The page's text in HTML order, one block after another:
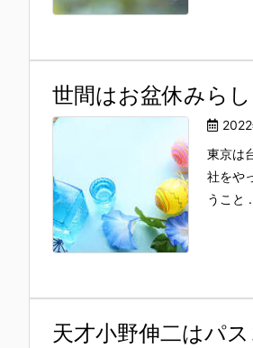
世間はお盆休みら
東京は
社をや
うこと
天才小野伸二はパ